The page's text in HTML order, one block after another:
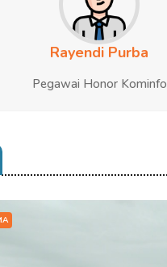
Rayendi Purba
Pegawai Honor Kominfo